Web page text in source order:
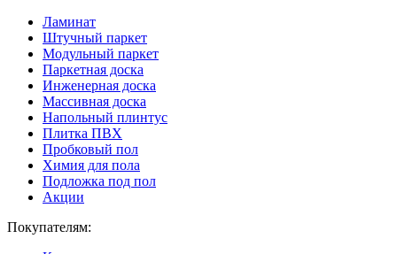
Ламинат
Штучный паркет
Модульный паркет
Паркетная доска
Инженерная доска
Массивная доска
Напольный плинтус
Плитка ПВХ
Пробковый пол
Химия для пола
Подложка под пол
Акции
Покупателям: